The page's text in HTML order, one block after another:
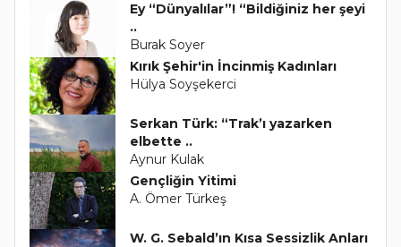
Ey “Dünyalılar”! “Bildiğiniz her şeyi
..
Burak Soyer
Kırık Şehir'in İncinmiş Kadınları
Hülya Soyşekerci
Serkan Türk: “Trak’ı yazarken
elbette ..
Aynur Kulak
Gençliğin Yitimi
A. Ömer Türkeş
W. G. Sebald’ın Kısa Sessizlik Anları